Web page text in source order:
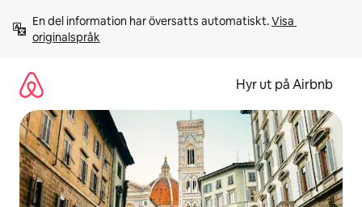
innehåll
En del information har översatts automatiskt. Visa
originalspråk
Hyr ut på Airbnb